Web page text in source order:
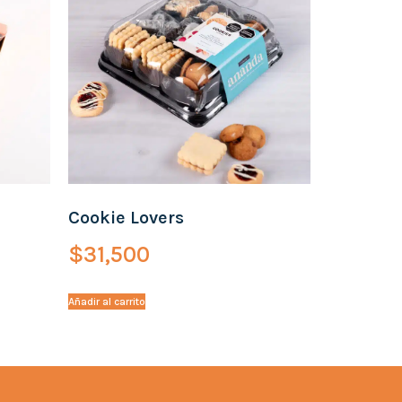
Cookie Lovers
$31,500
Añadir al carrito